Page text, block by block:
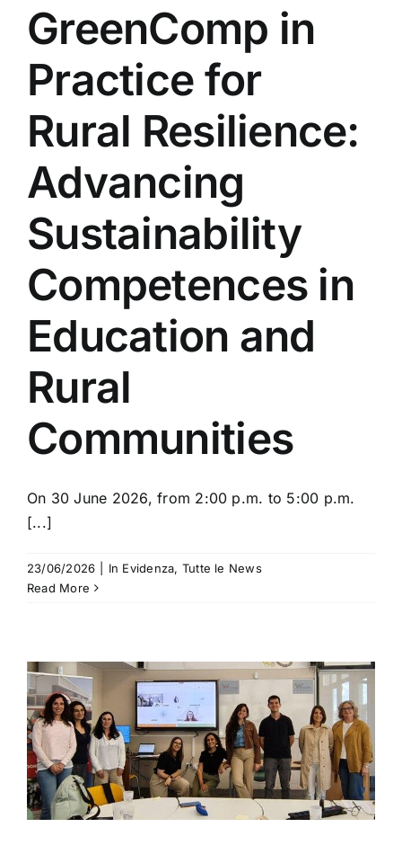
GreenComp in
Practice for
Rural Resilience:
Advancing
Sustainability
Competences in
Education and
Rural
Communities
On 30 June 2026, from 2:00 p.m. to 5:00 p.m.
[...]
23/06/2026 In Evidenza, Tutte le News
Read More